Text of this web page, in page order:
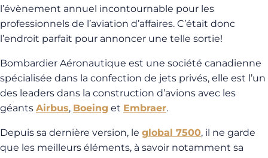
l’évènement annuel incontournable pour les
professionnels de l’aviation d’affaires. C’était donc
l’endroit parfait pour annoncer une telle sortie!
Bombardier Aéronautique est une société canadienne
spécialisée dans la confection de jets privés, elle est l’un
des leaders dans la construction d’avions avec les
géants Airbus, Boeing et Embraer.
Depuis sa dernière version, le global 7500, il ne garde
que les meilleurs éléments, à savoir notamment sa